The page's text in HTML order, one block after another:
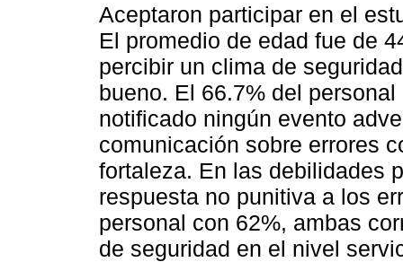
Aceptaron participar en el
El promedio de edad fue de
percibir un clima de
bueno. El 66.7% del
notiﬁcado ningún evento
comunicación sobre errores
fortaleza. En las debilidades
respuesta no punitiva a los
personal con 62%, ambas
de seguridad en el nivel